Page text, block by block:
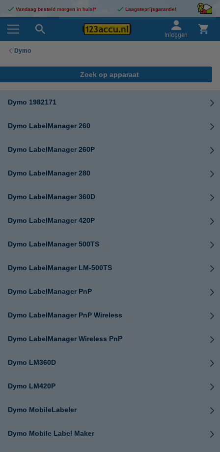
Vandaag besteld morgen in huis!* Laagsteprijsgarantie!
Inloggen
Dymo
Zoek op apparaat
Dymo 1982171
Dymo LabelManager 260
Dymo LabelManager 260P
Dymo LabelManager 280
Dymo LabelManager 360D
Dymo LabelManager 420P
Dymo LabelManager 500TS
Dymo LabelManager LM-500TS
Dymo LabelManager PnP
Dymo LabelManager PnP Wireless
Dymo LabelManager Wireless PnP
Dymo LM360D
Dymo LM420P
Dymo MobileLabeler
Dymo Mobile Label Maker